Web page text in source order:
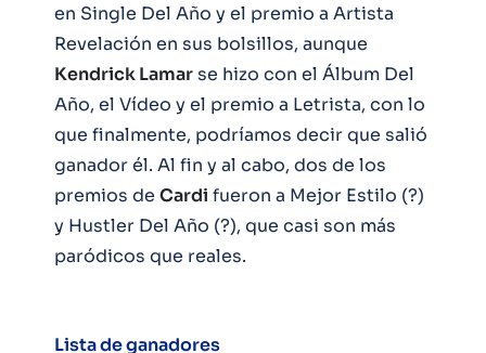
en Single Del Año y el premio a Artista
Revelación en sus bolsillos, aunque
Kendrick Lamarse hizo con el Álbum Del
Año, el Vídeo y el premio a Letrista, con lo
que finalmente, podríamos decir que salió
ganador él. Al fin y al cabo, dos de los
premios de Cardi fueron a Mejor Estilo (?)
y Hustler Del Año (?), que casi son más
paródicos que reales.
Lista de ganadores